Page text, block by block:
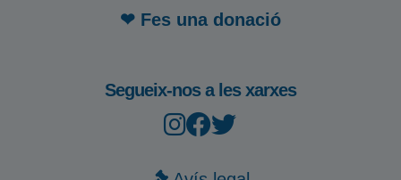
❤ Fes una donació
Segueix-nos a les xarxes